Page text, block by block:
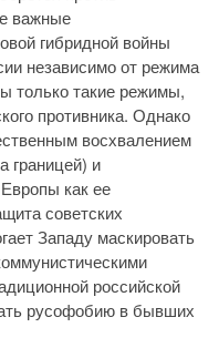
важные
гибридной войны
независимо от режима
только такие режимы,
противника. Однако
восхвалением
границей) и
как ее
советских
Западу маскировать
российской
русофобию в бывших